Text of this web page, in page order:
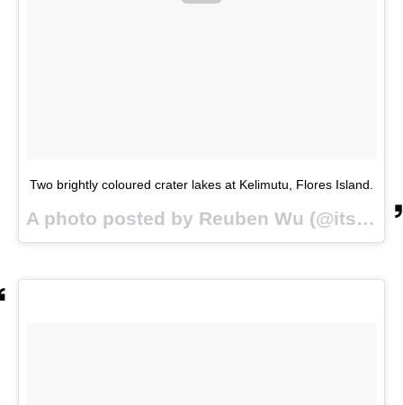
Two brightly coloured crater lakes at Kelimutu, Flores Island.
A photo posted by Reuben Wu (@itsreuben) on